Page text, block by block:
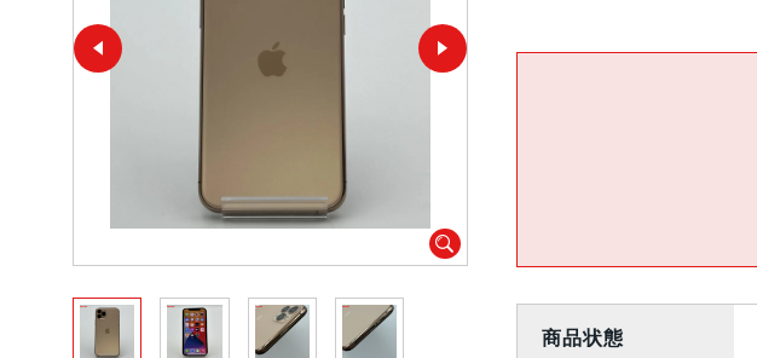
商品状態